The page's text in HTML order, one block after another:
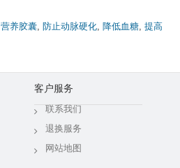
营养胶囊 防止动脉硬化 降低血糖 提高
客户服务
联系我们
退换服务
网站地图